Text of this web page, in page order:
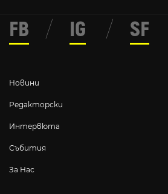
Новини
Редакторски
Интервюта
Събития
За Нас
FB / IG / SF